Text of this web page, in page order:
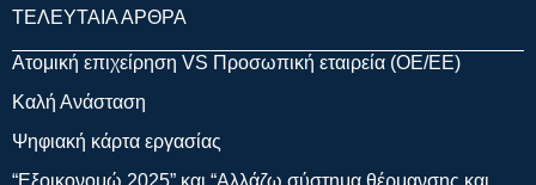
ΤΕΛΕΥΤΑΙΑ ΑΡΘΡΑ
Ατομική επιχείρηση VS Προσωπική εταιρεία (OE/EE)
Καλή Ανάσταση
Ψηφιακή κάρτα εργασίας
“Εξοικονομώ 2025” και “Αλλάζω σύστημα θέρμανσης και